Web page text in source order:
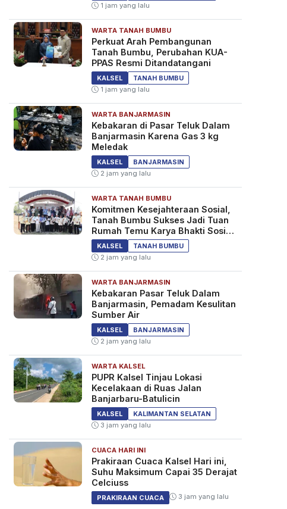
1 jam yang lalu
WARTA TANAH BUMBU
Perkuat Arah Pembangunan
Tanah Bumbu, Perubahan KUA-
PPAS Resmi Ditandatangani
KALSEL
TANAH BUMBU
1 jam yang lalu
WARTA BANJARMASIN
Kebakaran di Pasar Teluk Dalam
Banjarmasin Karena Gas 3 kg
Meledak
KALSEL
BANJARMASIN
2 jam yang lalu
WARTA TANAH BUMBU
Komitmen Kesejahteraan Sosial,
Tanah Bumbu Sukses Jadi Tuan
Rumah Temu Karya Bhakti Sosial
PSM Ke-23
KALSEL
TANAH BUMBU
2 jam yang lalu
WARTA BANJARMASIN
Kebakaran Pasar Teluk Dalam
Banjarmasin, Pemadam Kesulitan
Sumber Air
KALSEL
BANJARMASIN
2 jam yang lalu
WARTA KALSEL
PUPR Kalsel Tinjau Lokasi
Kecelakaan di Ruas Jalan
Banjarbaru-Batulicin
KALSEL
KALIMANTAN SELATAN
3 jam yang lalu
CUACA HARI INI
Prakiraan Cuaca Kalsel Hari ini,
Suhu Maksimum Capai 35 Derajat
Celciuss
PRAKIRAAN CUACA 3 jam yang lalu